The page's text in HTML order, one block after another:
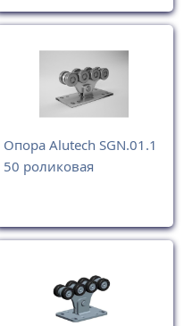
Опора Alutech SGN.01.1
50 роликовая